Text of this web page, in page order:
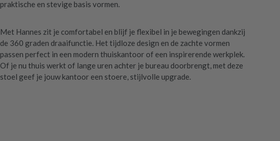
praktische en stevige basis vormen.
Met Hannes zit je comfortabel en blijf je flexibel in je bewegingen dankzij
de 360 graden draaifunctie. Het tijdloze design en de zachte vormen
passen perfect in een modern thuiskantoor of een inspirerende werkplek.
Of je nu thuis werkt of lange uren achter je bureau doorbrengt, met deze
stoel geef je jouw kantoor een stoere, stijlvolle upgrade.